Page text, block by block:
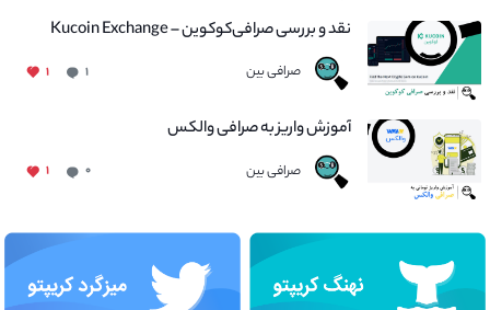
نقد و بررسی صرافی‌کوکوین – Kucoin Exchange
صرافی بین ۱ ۱
آموزش واریز به صرافی والکس
صرافی بین ۰ ۱